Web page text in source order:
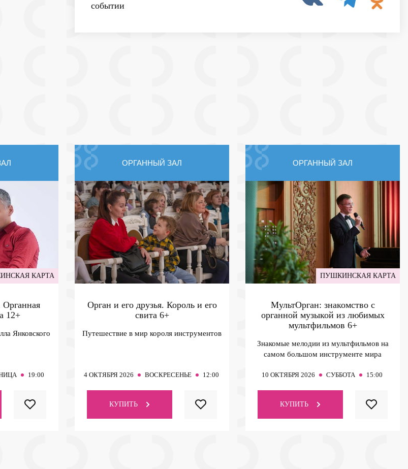
событии
КАРТА
12+
Янковского
19:00
ОРГАННЫЙ ЗАЛ
Орган и его друзья. Король и его
свита 6+
Путешествие в мир короля инструментов
4 ОКТЯБРЯ 2026 ВОСКРЕСЕНЬЕ 12:00
КУПИТЬ
ОРГАННЫЙ ЗАЛ
ПУШКИНСКАЯ КАРТА
МультОрган: знакомство с
органной музыкой из любимых
мультфильмов 6+
Знакомые мелодии из мультфильмов на
самом большом инструменте мира
10 ОКТЯБРЯ 2026 СУББОТА 15:00
КУПИТЬ